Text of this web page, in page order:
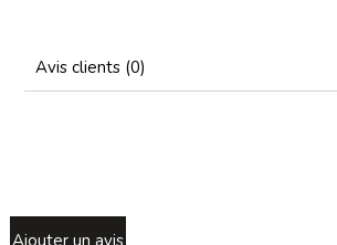
Avis clients (0)
Ajouter un avis